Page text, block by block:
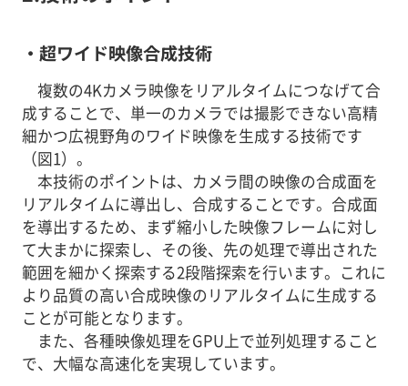
・超ワイド映像合成技術
複数の4Kカメラ映像をリアルタイムにつなげて合
成することで、単一のカメラでは撮影できない高精
細かつ広視野角のワイド映像を生成する技術です
（図1）。
本技術のポイントは、カメラ間の映像の合成面を
リアルタイムに導出し、合成することです。合成面
を導出するため、まず縮小した映像フレームに対し
て大まかに探索し、その後、先の処理で導出された
範囲を細かく探索する2段階探索を行います。これに
より品質の高い合成映像のリアルタイムに生成する
ことが可能となります。
また、各種映像処理をGPU上で並列処理すること
で、大幅な高速化を実現しています。